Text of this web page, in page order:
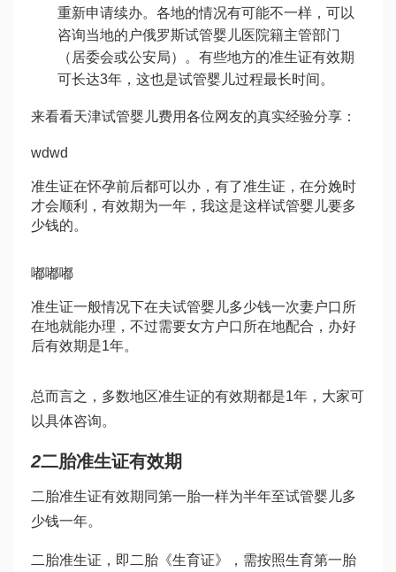
重新申请续办。各地的情况有可能不一样，可以
咨询当地的户俄罗斯试管婴儿医院籍主管部门
（居委会或公安局）。有些地方的准生证有效期
可长达3年，这也是试管婴儿过程最长时间。
来看看天津试管婴儿费用各位网友的真实经验分享：
wdwd
准生证在怀孕前后都可以办，有了准生证，在分娩时
才会顺利，有效期为一年，我这是这样试管婴儿要多
少钱的。
嘟嘟嘟
准生证一般情况下在夫试管婴儿多少钱一次妻户口所
在地就能办理，不过需要女方户口所在地配合，办好
后有效期是1年。
总而言之，多数地区准生证的有效期都是1年，大家可
以具体咨询。
2二胎准生证有效期
二胎准生证有效期同第一胎一样为半年至试管婴儿多
少钱一年。
二胎准生证，即二胎《生育证》，需按照生育第一胎